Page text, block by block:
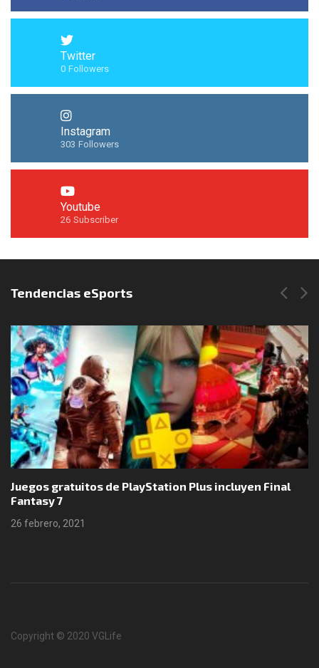
Twitter
0 Followers
Instagram
303 Followers
Youtube
26 Subscriber
Síguenos en Instagram
Tendencias eSports
Juegos gratuitos de PlayStation Plus incluyen Final
Fantasy 7
26 febrero, 2021
Copyright © 2020 VGLife